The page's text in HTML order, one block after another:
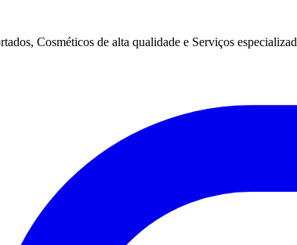
Cosméticos de alta qualidade e Serviços